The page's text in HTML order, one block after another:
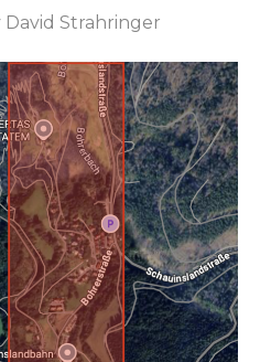
David Strahringer